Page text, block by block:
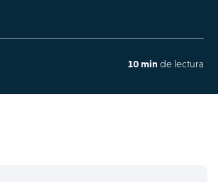
10 min de lectura